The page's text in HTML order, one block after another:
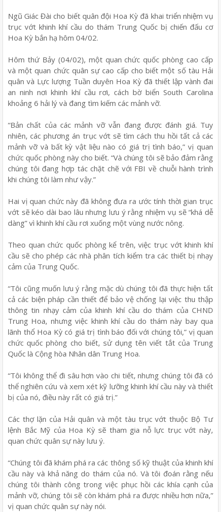
Ngũ Giác Đài cho biết quân đội Hoa Kỳ đã khai triển nhiệm vụ
trục vớt khinh khí cầu do thám Trung Quốc bị chiến đấu cơ
Hoa Kỳ bắn hạ hôm 04/02.
Hôm thứ Bảy (04/02), một quan chức quốc phòng cao cấp
và một quan chức quân sự cao cấp cho biết một số tàu Hải
quân và Lực lượng Tuần duyên Hoa Kỳ đã thiết lập vành đai
an ninh nơi khinh khí cầu rơi, cách bờ biển South Carolina
khoảng 6 hải lý và đang tìm kiếm các mảnh vỡ.
“Bản chất của các mảnh vỡ vẫn đang được đánh giá. Tuy
nhiên, các phương án trục vớt sẽ tìm cách thu hồi tất cả các
mảnh vỡ và bất kỳ vật liệu nào có giá trị tình báo,” vị quan
chức quốc phòng này cho biết. “Và chúng tôi sẽ bảo đảm rằng
chúng tôi đang hợp tác chặt chẽ với FBI về chuỗi hành trình
khi chúng tôi làm như vậy.”
Hai vị quan chức này đã không đưa ra ước tính thời gian trục
vớt sẽ kéo dài bao lâu nhưng lưu ý rằng nhiệm vụ sẽ “khá dễ
dàng” vì khinh khí cầu rơi xuống một vùng nước nông.
Theo quan chức quốc phòng kể trên, việc trục vớt khinh khí
cầu sẽ cho phép các nhà phân tích kiểm tra các thiết bị nhạy
cảm của Trung Quốc.
“Tôi cũng muốn lưu ý rằng mặc dù chúng tôi đã thực hiện tất
cả các biện pháp cần thiết để bảo vệ chống lại việc thu thập
thông tin nhạy cảm của khinh khí cầu do thám của CHND
Trung Hoa, nhưng việc khinh khí cầu do thám này bay qua
lãnh thổ Hoa Kỳ có giá trị tình báo đối với chúng tôi,” vị quan
chức quốc phòng cho biết, sử dụng tên viết tắt của Trung
Quốc là Cộng hòa Nhân dân Trung Hoa.
“Tôi không thể đi sâu hơn vào chi tiết, nhưng chúng tôi đã có
thể nghiên cứu và xem xét kỹ lưỡng khinh khí cầu này và thiết
bị của nó, điều này rất có giá trị.”
Các thợ lặn của Hải quân và một tàu trục vớt thuộc Bộ Tư
lệnh Bắc Mỹ của Hoa Kỳ sẽ tham gia nỗ lực trục vớt này,
quan chức quân sự này lưu ý.
“Chúng tôi đã khám phá ra các thông số kỹ thuật của khinh khí
cầu này và khả năng do thám của nó. Và tôi đoán rằng nếu
chúng tôi thành công trong việc phục hồi các khía cạnh của
mảnh vỡ, chúng tôi sẽ còn khám phá ra được nhiều hơn nữa,”
vị quan chức quân sự này nói.